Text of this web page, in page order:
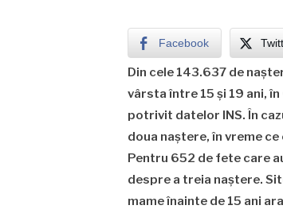
Facebook
Din cele 143.637 de
vârsta între 15 și 19 ani,
potrivit datelor INS. În
doua naștere, în vreme
Pentru 652 de fete care
despre a treia naștere.
mame înainte de 15 ani